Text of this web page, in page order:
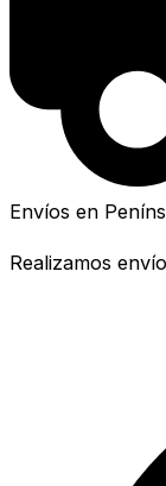
Envíos en
Realizamos